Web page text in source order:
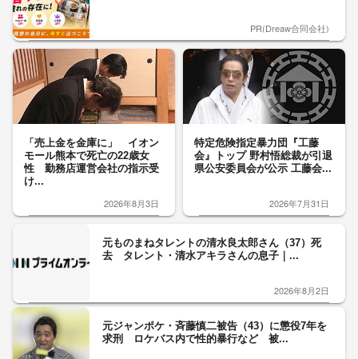
PR(Dreaw合同会社)
「売上金を金庫に」 イオン
モール熊本で死亡の22歳女
性 勤務店運営会社の指示受
け...
2026年8月3日
特定危険指定暴力団『工藤
会』トップ 野村悟総裁が引退
県公安委員会が公示 工藤会...
2026年7月31日
元ものまねタレントの清水良太郎さん（37）死
去 タレント・清水アキラさんの息子｜...
2026年8月2日
元ジャンポケ・斉藤慎二被告（43）に懲役7年を
求刑 ロケバス内で性的暴行など 被...